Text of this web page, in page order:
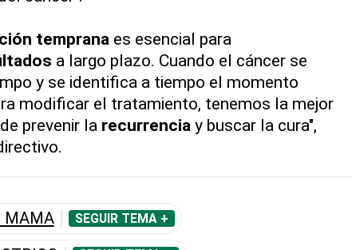
temprana es esencial para
a largo plazo. Cuando el cáncer se
y se identifica a tiempo el momento
modificar el tratamiento, tenemos la mejor
prevenir la recurrencia y buscar la cura",
MAMA SEGUIR TEMA +